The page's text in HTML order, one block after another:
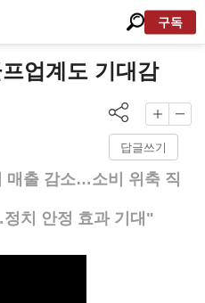
구독
업계도 기대감
답글쓰기
매출 감소…소비 위축 직
치 안정 효과 기대"